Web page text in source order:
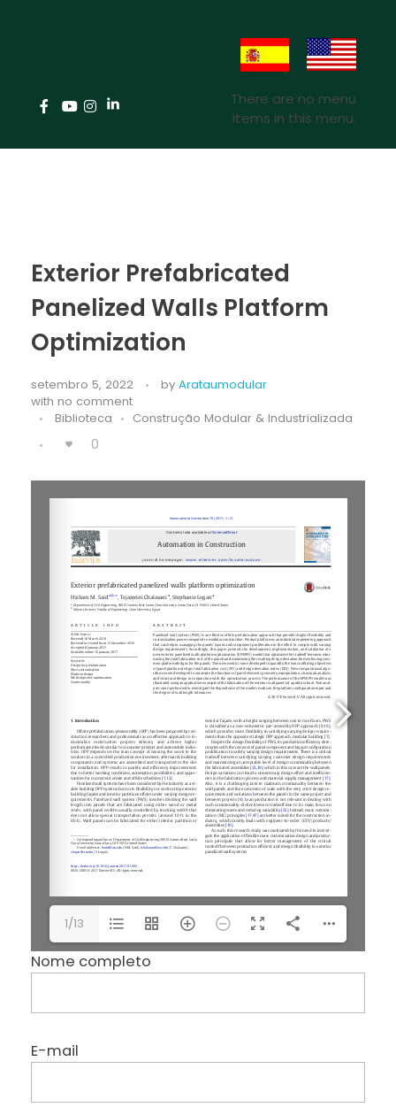
There are no menu
items in this menu.
Exterior Prefabricated
Panelized Walls Platform
Optimization
setembro 5, 2022 by Arataumodular
with no comment
Biblioteca
Construção Modular & Industrializada
0
1/13
Nome completo
E-mail